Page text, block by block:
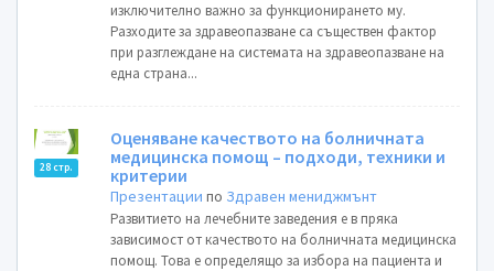
изключително важно за функционирането му.
Разходите за здравеопазване са съществен фактор
при разглеждане на системата на здравеопазване на
една страна...
28 стр.
Оценяване качеството на болничната
медицинска помощ – подходи, техники и
критерии
Презентации по Здравен мениджмънт
Развитието на лечебните заведения е в пряка
зависимост от качеството на болничната медицинска
помощ. Това е определящо за избора на пациента и